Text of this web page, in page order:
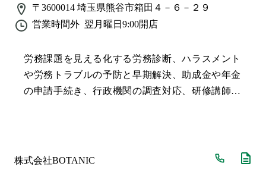
〒3600014 埼玉県熊谷市箱田４－６－２９
営業時間外 翌月曜日9:00開店
労務課題を見える化する労務診断、ハラスメント
や労務トラブルの予防と早期解決、助成金や年金
の申請手続き、行政機関の調査対応、研修講師な
株式会社BOTANIC